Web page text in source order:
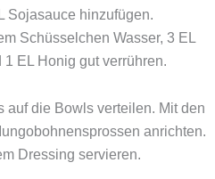
Sojasauce hinzufügen.
Schüsselchen Wasser, 3 EL
EL Honig gut verrühren.
auf die Bowls verteilen. Mit den
anrichten.
Dressing servieren.